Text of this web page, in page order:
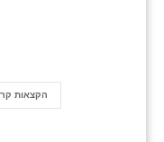
הקצאות